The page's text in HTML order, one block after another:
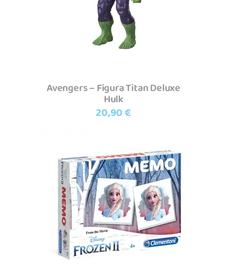
Avengers – Figura Titan Deluxe
Hulk
20,90€
Adicionar